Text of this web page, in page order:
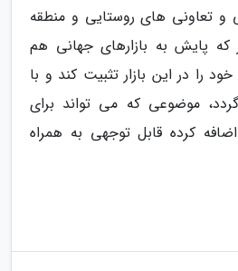
و تعاونی های روستایی و منطقه
که پایش به بازارهای جهانی هم
را در این بازار تثبیت کند و با
موضوعی که می تواند برای
کرده قابل توجهی به همراه